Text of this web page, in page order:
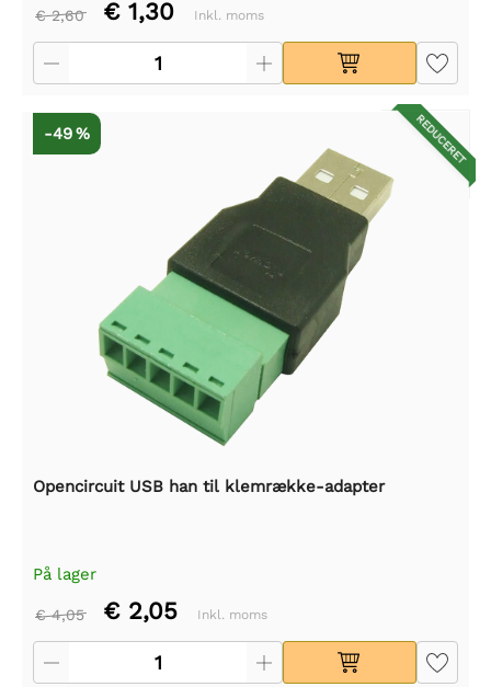
€ 2,60 € 1,30 Inkl. moms
REDUCERET
-49 %
Opencircuit USB han til klemrække-adapter
På lager
€ 4,05 € 2,05 Inkl. moms